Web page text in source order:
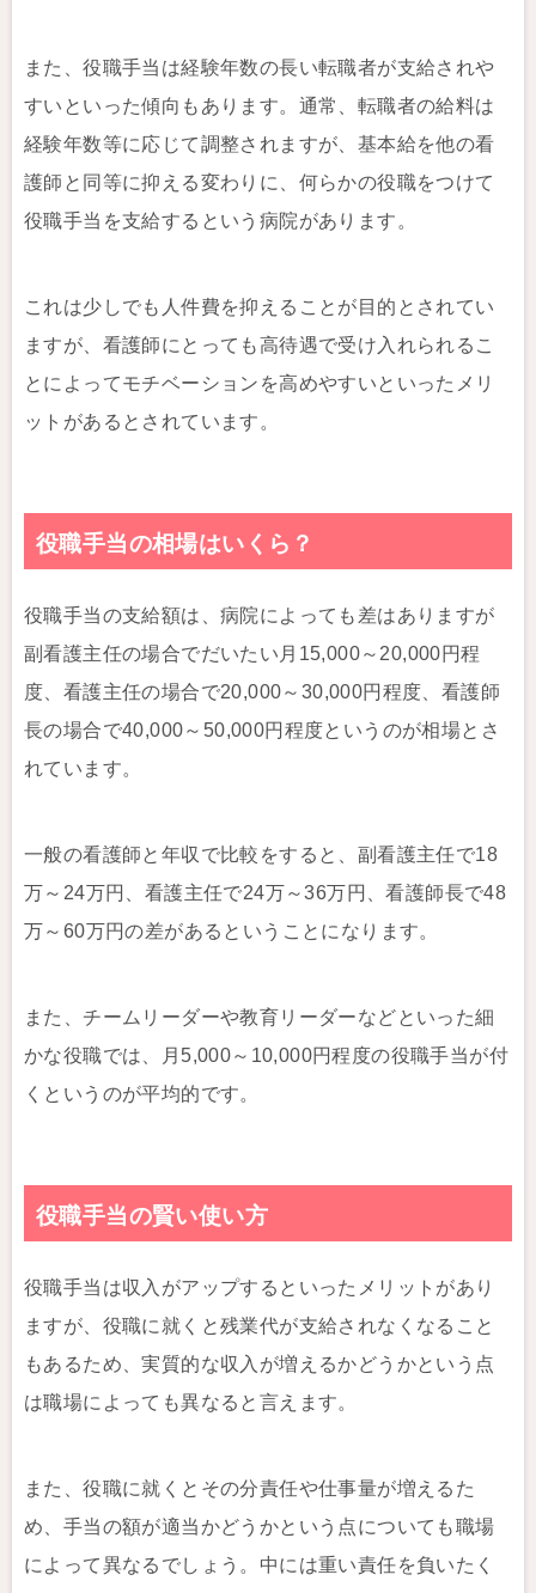
また、役職手当は経験年数の長い転職者が支給されや
すいといった傾向もあります。通常、転職者の給料は
経験年数等に応じて調整されますが、基本給を他の看
護師と同等に抑える変わりに、何らかの役職をつけて
役職手当を支給するという病院があります。
これは少しでも人件費を抑えることが目的とされてい
ますが、看護師にとっても高待遇で受け入れられるこ
とによってモチベーションを高めやすいといったメリ
ットがあるとされています。
役職手当の相場はいくら？
役職手当の支給額は、病院によっても差はありますが
副看護主任の場合でだいたい月15,000～20,000円程
度、看護主任の場合で20,000～30,000円程度、看護師
長の場合で40,000～50,000円程度というのが相場とさ
れています。
一般の看護師と年収で比較をすると、副看護主任で18
万～24万円、看護主任で24万～36万円、看護師長で48
万～60万円の差があるということになります。
また、チームリーダーや教育リーダーなどといった細
かな役職では、月5,000～10,000円程度の役職手当が付
くというのが平均的です。
役職手当の賢い使い方
役職手当は収入がアップするといったメリットがあり
ますが、役職に就くと残業代が支給されなくなること
もあるため、実質的な収入が増えるかどうかという点
は職場によっても異なると言えます。
また、役職に就くとその分責任や仕事量が増えるた
め、手当の額が適当かどうかという点についても職場
によって異なるでしょう。中には重い責任を負いたく